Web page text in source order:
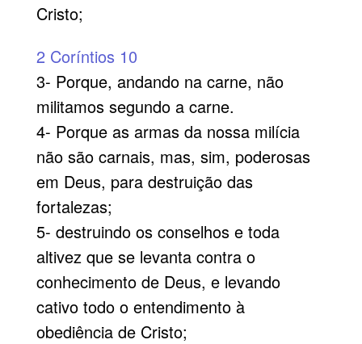
Cristo;
2 Coríntios 10
3- Porque, andando na carne, não
militamos segundo a carne.
4- Porque as armas da nossa milícia
não são carnais, mas, sim, poderosas
em Deus, para destruição das
fortalezas;
5- destruindo os conselhos e toda
altivez que se levanta contra o
conhecimento de Deus, e levando
cativo todo o entendimento à
obediência de Cristo;